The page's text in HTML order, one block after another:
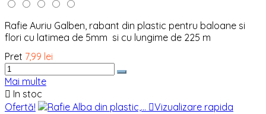
Rafie Auriu Galben, rabant din plastic pentru baloane si
flori cu latimea de 5mm si cu lungime de 225 m
Pret 7,99 lei
Mai multe
 In stoc
Ofertă!
Vizualizare rapida